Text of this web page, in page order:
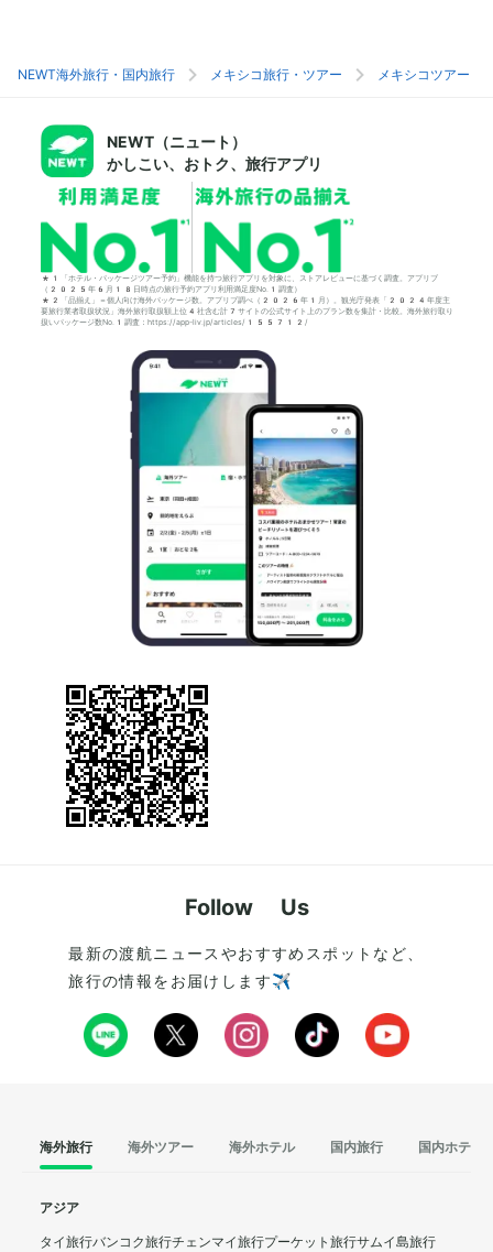
NEWT海外旅行・国内旅行 メキシコ旅行・ツアー メキシコツアー
NEWT（ニュート）
かしこい、おトク、旅行アプリ
*1「ホテル・パッケージツアー予約」機能を持つ旅行アプリを対象に、ストアレビューに基づく調査。アプリブ
（2025年6月18日時点の旅行予約アプリ利用満足度No.1調査）
*2「品揃え」＝個人向け海外パッケージ数。アプリブ調べ（2026年1月）。観光庁発表「2024年度主
要旅行業者取扱状況」海外旅行取扱額上位4社含む計7サイトの公式サイト上のプラン数を集計・比較。海外旅行取り
扱いパッケージ数No.1調査：https://app-liv.jp/articles/155712/
Follow Us
最新の渡航ニュースやおすすめスポットなど、
旅行の情報をお届けします✈️
海外旅行 海外ツアー 海外ホテル 国内旅行 国内ホテル
アジア
タイ旅行バンコク旅行チェンマイ旅行プーケット旅行サムイ島旅行